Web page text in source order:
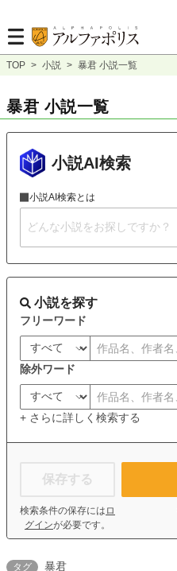
TOP > 小説 > 暴君 小説一覧
暴君 小説一覧
小説AI検索
小説AI検索とは
小説を探す
フリーワード
除外ワード
+ さらに詳しく検索する
保存する
検索条件の保存には ロ
グインが必要です。
タグ 暴君